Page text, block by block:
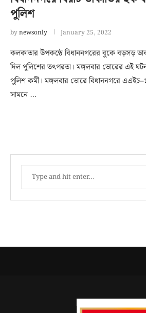
পুলিশ
bynewsonly January 25, 2022
কলকাতার উপকন্ঠে বিধাননগরের বুকে বড়সড়
দিল পুলিশের তৎপরতা। মঙ্গলবার ভোরের এই
পুলিশ কর্মী। মঙ্গলবার ভোরে বিধাননগরে
সামনে …